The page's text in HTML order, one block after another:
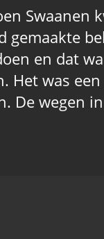
Swaanen
gemaakte
en dat
Het was
De wegen